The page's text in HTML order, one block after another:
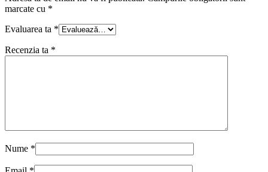
marcate cu *
Evaluarea ta *
Recenzia ta *
Nume *